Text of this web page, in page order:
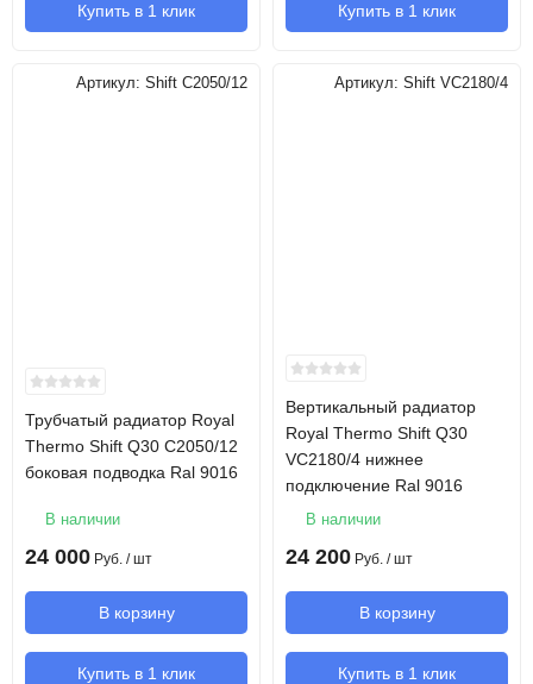
Купить в 1 клик Купить в 1 клик
Артикул: Shift C2050/12
Трубчатый радиатор Royal
Thermo Shift Q30 C2050/12
боковая подводка Ral 9016
В наличии
24 000 Руб. / шт
В корзину
Купить в 1 клик
Артикул: Shift VC2180/4
Вертикальный радиатор
Royal Thermo Shift Q30
VC2180/4 нижнее
подключение Ral 9016
В наличии
24 200 Руб. / шт
В корзину
Купить в 1 клик